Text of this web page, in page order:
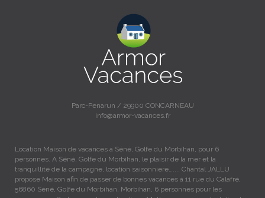
Parc-Penarun / 29900 CONCARNEAU
info@armor-vacances.fr
Location Maison de vacances à Séné, Golfe du Morbihan, pour 6
personnes. A Séné, Golfe du Morbihan, le plaisir de la mer et la
tranquillité de la campagne, location saisonnière….... Chantal JALLU
propose Maison afin de passer de bonnes vacances à 11 rue du Calafré,
56860 Séné, Golfe du Morbihan, Morbihan, 6 personnes pour les